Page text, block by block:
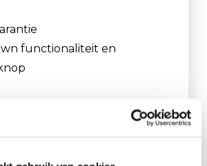
functionaliteit en